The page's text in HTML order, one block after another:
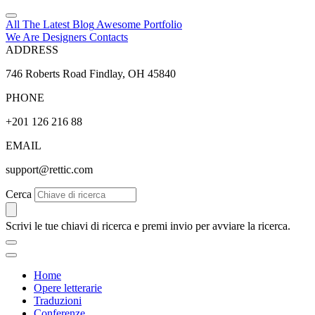
All The Latest Blog Awesome Portfolio
We Are Designers Contacts
ADDRESS
746 Roberts Road Findlay, OH 45840
PHONE
+201 126 216 88
EMAIL
support@rettic.com
Cerca
Scrivi le tue chiavi di ricerca e premi invio per avviare la ricerca.
Home
Opere letterarie
Traduzioni